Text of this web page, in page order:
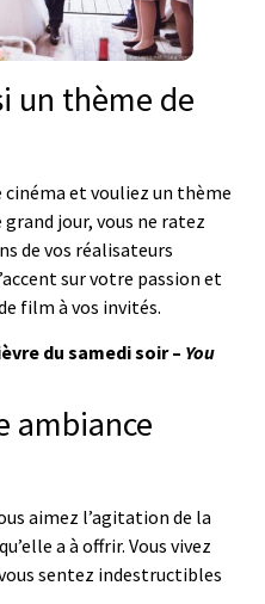
un thème de
cinéma et vouliez un thème
jour, vous ne ratez
de vos réalisateurs
sur votre passion et
film à vos invités.
du samedi soir – You
ambiance
aimez l’agitation de la
a à offrir. Vous vivez
sentez indestructibles